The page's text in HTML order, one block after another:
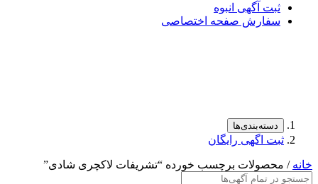
ثبت آگهی انبوه
سفارش صفحه اختصاصی
دسته‌بندی‌ها
ثبت اگهی رایگان
خانه / محصولات برچسب خورده “تشریفات لاکچری شادی”